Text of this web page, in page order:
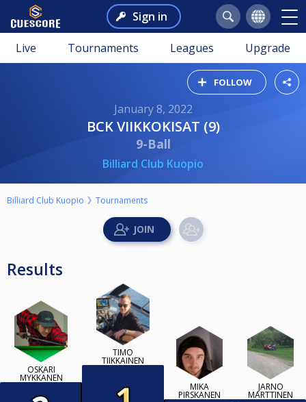
Sign in
Live Tournaments Leagues Upgrade
FOLLOW
January 8, 2022
BCK VIIKKOKISAT (9)
9-Ball
Billiard Club Kuopio
Billiard Club Kuopio Tournaments
Results
OSKARI
MYKKÄNEN
TIMO
TIIKKAINEN
MIKA
PIRSKANEN
JARNO
MARTTINEN